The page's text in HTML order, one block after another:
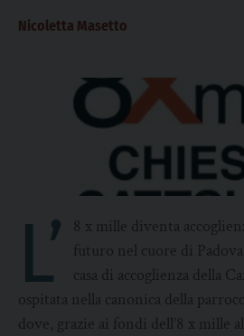
Nicoletta Masetto
L’
8 x mille diventa
futuro nel cuore di
casa di accoglienza della
ospitata nella canonica della
dove, grazie ai fondi dell’8 x mille